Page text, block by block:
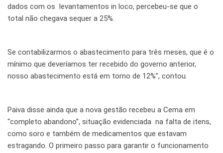
dados com os levantamentos in loco, percebeu-se que o
total não chegava sequer a 25%.
Se contabilizarmos o abastecimento para três meses, que é o
mínimo que deveríamos ter recebido do governo anterior,
nosso abastecimento está em torno de 12%”, contou.
Paiva disse ainda que a nova gestão recebeu a Cema em
“completo abandono”, situação evidenciada na falta de itens,
como soro e também de medicamentos que estavam
estragando. O primeiro passo para garantir o funcionamento